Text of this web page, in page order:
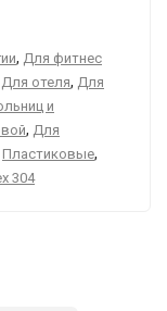
, Для фитнес
Для отеля, Для
и
, Для
Пластиковые,
304